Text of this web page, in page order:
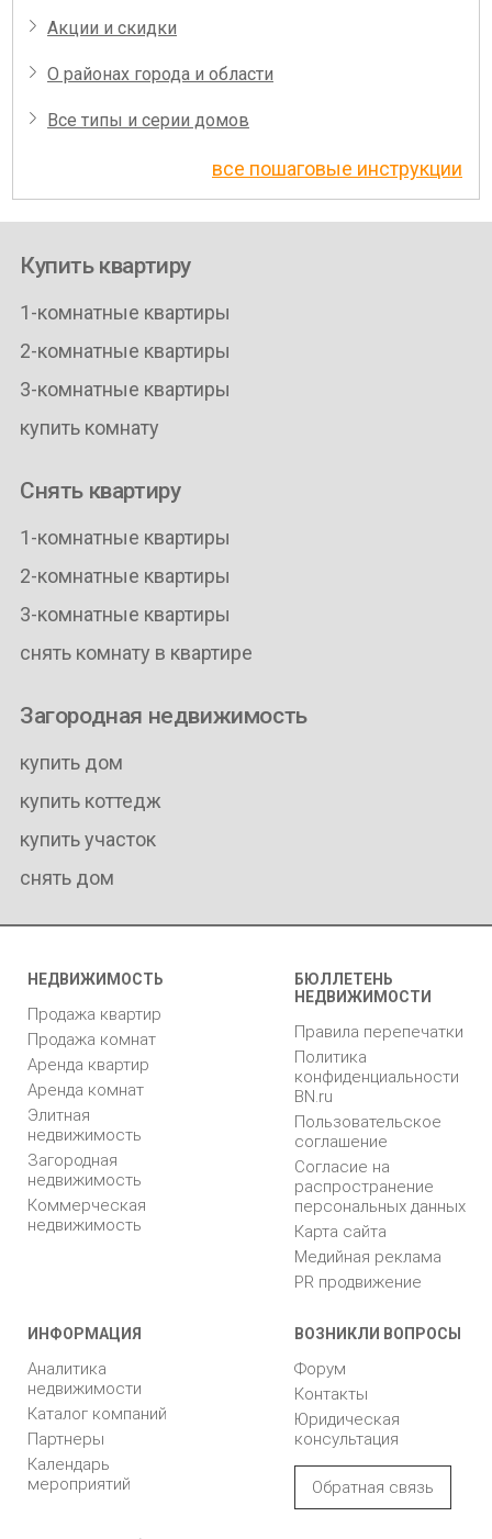
Акции и скидки
О районах города и области
Все типы и серии домов
все пошаговые инструкции
Купить квартиру
1-комнатные квартиры
2-комнатные квартиры
3-комнатные квартиры
купить комнату
Снять квартиру
1-комнатные квартиры
2-комнатные квартиры
3-комнатные квартиры
снять комнату в квартире
Загородная недвижимость
купить дом
купить коттедж
купить участок
снять дом
НЕДВИЖИМОСТЬ
Продажа квартир
Продажа комнат
Аренда квартир
Аренда комнат
Элитная
недвижимость
Загородная
недвижимость
Коммерческая
недвижимость
БЮЛЛЕТЕНЬ
НЕДВИЖИМОСТИ
Правила перепечатки
Политика
конфиденциальности
BN.ru
Пользовательское
соглашение
Согласие на
распространение
персональных данных
Карта сайта
Медийная реклама
PR продвижение
ИНФОРМАЦИЯ
Аналитика
недвижимости
Каталог компаний
Партнеры
Календарь
мероприятий
ВОЗНИКЛИ ВОПРОСЫ
Форум
Контакты
Юридическая
консультация
Обратная связь